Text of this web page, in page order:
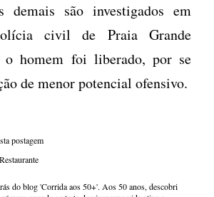
demais são investigados em
civil de Praia Grande
o homem foi liberado, por se
de menor potencial ofensivo.
postagem
Restaurante
do blog 'Corrida aos 50+'. Aos 50 anos, descobri